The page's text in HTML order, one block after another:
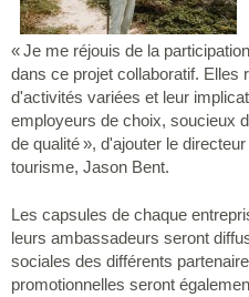
« Je me réjouis de la
dans ce projet collaboratif. Elles
d'activités variées et leur
employeurs de choix, soucieux
de qualité », d'ajouter le
tourisme, Jason Bent.
Les capsules de chaque
leurs ambassadeurs seront
sociales des différents
promotionnelles seront